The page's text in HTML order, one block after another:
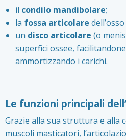
il condilo mandibolare;
la fossa articolare
un disco articolare (o
superfici ossee,
ammortizzando i carichi.
Le funzioni principali
Grazie alla sua struttura e alla
muscoli masticatori,